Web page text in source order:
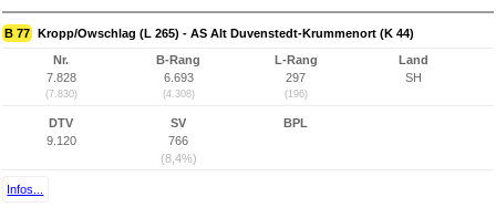
B 77 Kropp/Owschlag (L 265) - AS Alt Duvenstedt-Krummenort (K 44)
Nr.
7.828
(7.830)
B-Rang
6.693
(4.308)
L-Rang
297
(196)
Land
SH
DTV
9.120
SV
766
(8,4%)
BPL
Infos...